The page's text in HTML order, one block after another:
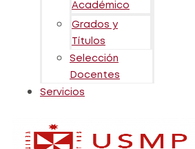
Académico
Grados y
Títulos
Selección
Docentes
Servicios